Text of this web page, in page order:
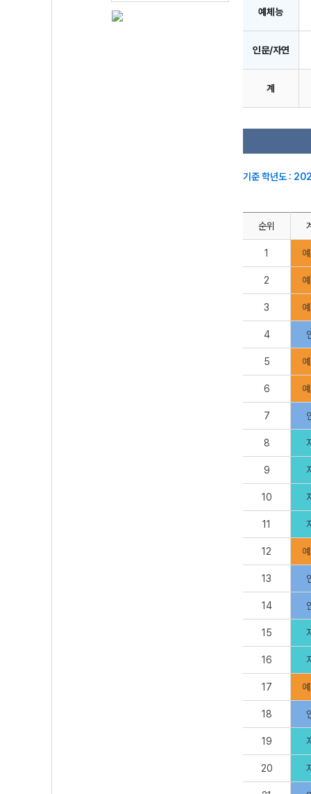
예체능
인문/자연
계
기준 학년도 :
순위
1
2
3
4
5
6
7
8
9
10
11
12
13
14
15
16
17
18
19
20